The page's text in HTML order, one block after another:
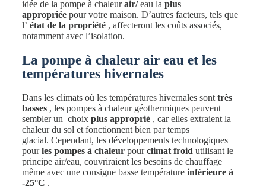
idée de la pompe à chaleurair/eau la plus
appropriéepour votre maison. D’autres facteurs, tels que
l’ état de la propriété, affecteront les coûts associés,
notamment avec l’isolation.
La pompe à chaleur air eau et les
températures hivernales
Dans les climats où les températures hivernales sont très
basses, les pompes à chaleur géothermiques peuvent
sembler un choix plus approprié, car elles extraient la
chaleur du sol et fonctionnent bien par temps
glacial. Cependant, les développements technologiques
pourles pompes à chaleurpourclimat froid utilisant le
principe air/eau, couvriraient les besoins de chauffage
même avec une consigne basse température inférieure à
-25°C .